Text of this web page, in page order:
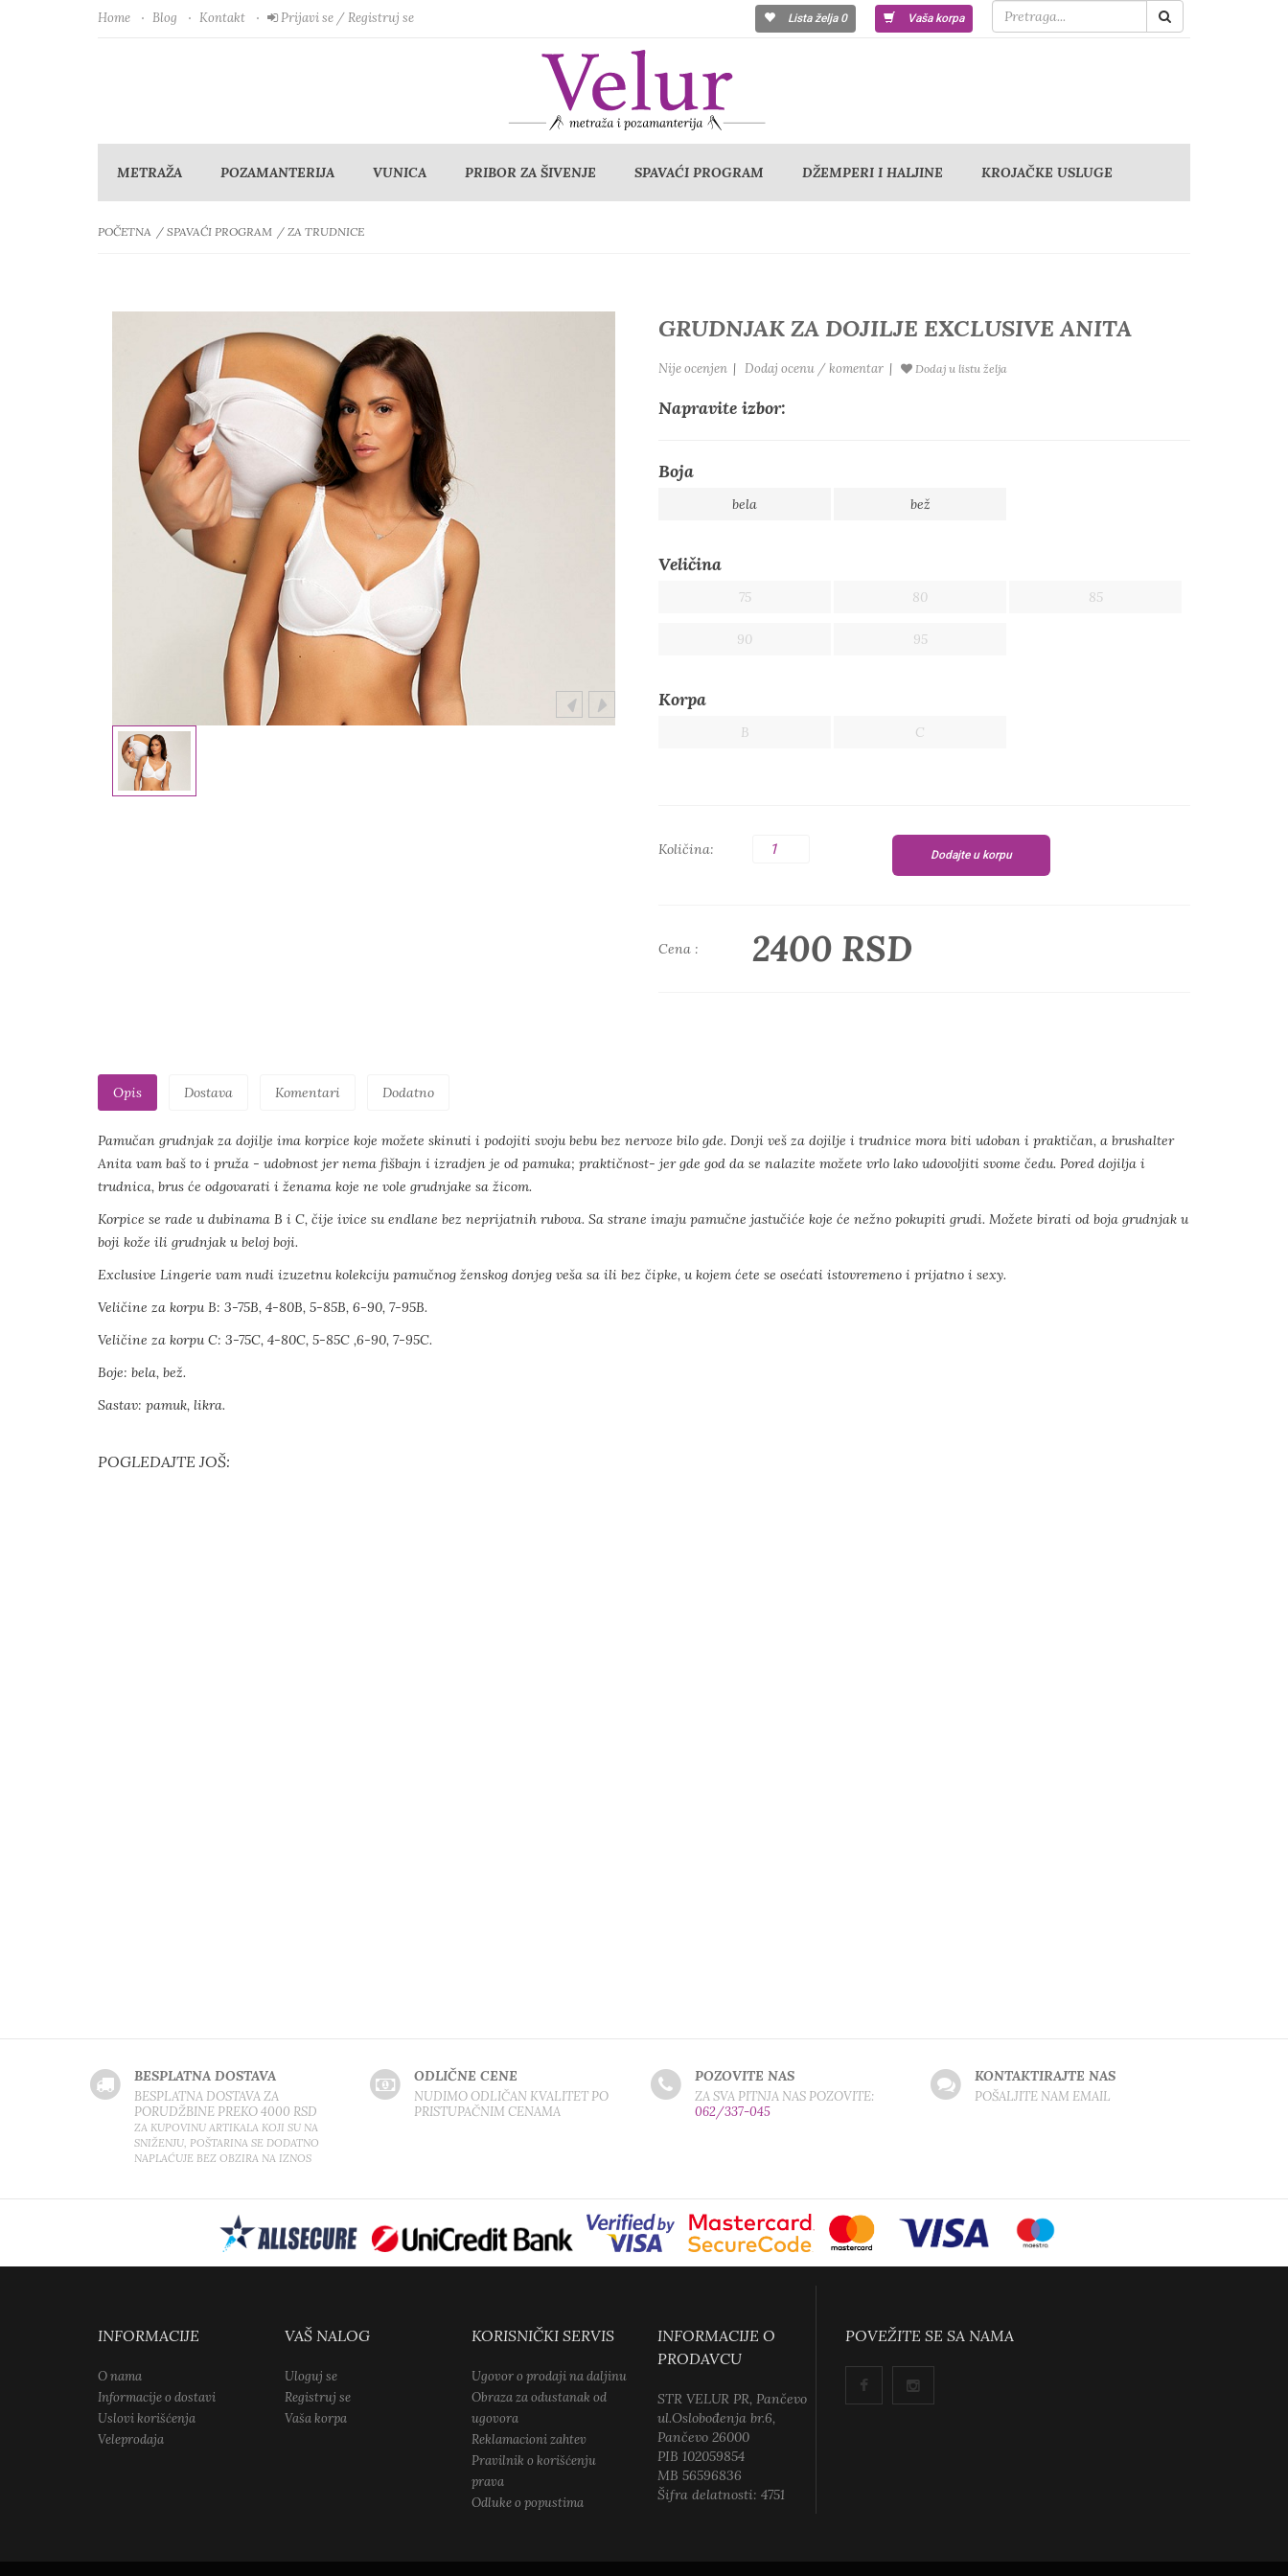
Home Blog Kontakt Prijavi se / Registruj se Lista želja 0 Vaša korpa
METRAŽA POZAMANTERIJA VUNICA PRIBOR ZA ŠIVENJE SPAVAĆI PROGRAM DŽEMPERI I HALJINE KROJAČKE USLUGE
POČETNA SPAVAĆI PROGRAM ZA TRUDNICE
GRUDNJAK ZA DOJILJE EXCLUSIVE ANITA
Nije ocenjen | Dodaj ocenu / komentar | Dodaj u listu želja
Napravite izbor:
Boja
bela bež
Veličina
75 80 85
90 95
Korpa
B C
Količina: Dodajte u korpu
Cena : 2400 RSD
Opis Dostava Komentari Dodatno
Pamučan grudnjak za dojilje ima korpice koje možete skinuti i podojiti svoju bebu bez nervoze bilo gde. Donji veš za dojilje i trudnice mora biti udoban i praktičan, a brushalter
Anita vam baš to i pruža - udobnost jer nema fišbajn i izradjen je od pamuka; praktičnost- jer gde god da se nalazite možete vrlo lako udovoljiti svome čedu. Pored dojilja i
trudnica, brus će odgovarati i ženama koje ne vole grudnjake sa žicom.
Korpice se rade u dubinama B i C, čije ivice su endlane bez neprijatnih rubova. Sa strane imaju pamučne jastučiće koje će nežno pokupiti grudi. Možete birati od boja grudnjak u
boji kože ili grudnjak u beloj boji.
Exclusive Lingerie vam nudi izuzetnu kolekciju pamučnog ženskog donjeg veša sa ili bez čipke, u kojem ćete se osećati istovremeno i prijatno i sexy.
Veličine za korpu B: 3-75B, 4-80B, 5-85B, 6-90, 7-95B.
Veličine za korpu C: 3-75C, 4-80C, 5-85C ,6-90, 7-95C.
Boje: bela, bež.
Sastav: pamuk, likra.
POGLEDAJTE JOŠ:
BESPLATNA DOSTAVA
BESPLATNA DOSTAVA ZA
PORUDŽBINE PREKO 4000 RSD
ZA KUPOVINU ARTIKALA KOJI SU NA
SNIŽENJU, POŠTARINA SE DODATNO
NAPLAĆUJE BEZ OBZIRA NA IZNOS
ODLIČNE CENE
NUDIMO ODLIČAN KVALITET PO
PRISTUPAČNIM CENAMA
POZOVITE NAS
ZA SVA PITNJA NAS POZOVITE:
062/337-045
KONTAKTIRAJTE NAS
POŠALJITE NAM EMAIL
INFORMACIJE
O nama
Informacije o dostavi
Uslovi korišćenja
Veleprodaja
VAŠ NALOG
Uloguj se
Registruj se
Vaša korpa
KORISNIČKI SERVIS
Ugovor o prodaji na daljinu
Obraza za odustanak od
ugovora
Reklamacioni zahtev
Pravilnik o korišćenju
prava
Odluke o popustima
INFORMACIJE O
PRODAVCU
STR VELUR PR, Pančevo
ul.Oslobođenja br.6,
Pančevo 26000
PIB 102059854
MB 56596836
Šifra delatnosti: 4751
POVEŽITE SE SA NAMA